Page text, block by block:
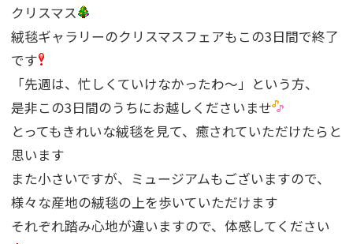
クリスマス
絨毯ギャラリーのクリスマスフェアもこの3日間で終了
です
「先週は、忙しくていけなかったわ〜」という方、
是非この3日間のうちにお越しくださいませ
とってもきれいな絨毯を見て、癒されていただけたらと
思います
また小さいですが、ミュージアムもございますので、
様々な産地の絨毯の上を歩いていただけます
それぞれ踏み心地が違いますので、体感してください